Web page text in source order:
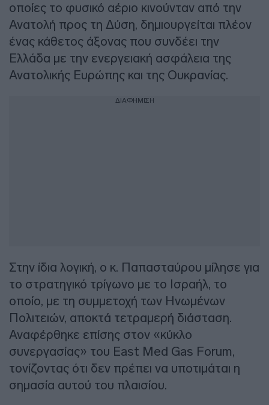
οποίες το φυσικό αέριο κινούνταν από την
Ανατολή προς τη Δύση, δημιουργείται πλέον
ένας κάθετος άξονας που συνδέει την
Ελλάδα με την ενεργειακή ασφάλεια της
Ανατολικής Ευρώπης και της Ουκρανίας.
ΔΙΑΦΗΜΙΣΗ
Στην ίδια λογική, ο κ. Παπασταύρου μίλησε για
το στρατηγικό τρίγωνο με το Ισραήλ, το
οποίο, με τη συμμετοχή των Ηνωμένων
Πολιτειών, αποκτά τετραμερή διάσταση.
Αναφέρθηκε επίσης στον «κύκλο
συνεργασίας» του East Med Gas Forum,
τονίζοντας ότι δεν πρέπει να υποτιμάται η
σημασία αυτού του πλαισίου.